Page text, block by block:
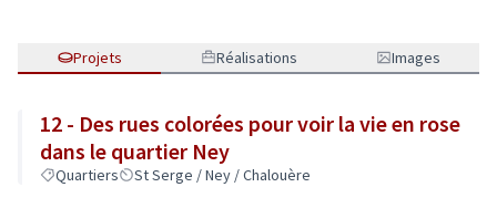
Projets Réalisations Images
12 - Des rues colorées pour voir la vie en rose
dans le quartier Ney
Quartiers St Serge / Ney / Chalouère